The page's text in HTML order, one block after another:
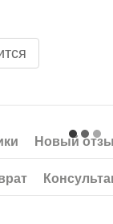
Новый